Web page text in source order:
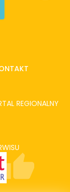
REGIONALNY